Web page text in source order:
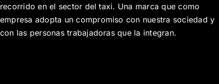
recorrido en el sector del taxi. Una marca que como
empresa adopta un compromiso con nuestra sociedad y
con las personas trabajadoras que la integran.